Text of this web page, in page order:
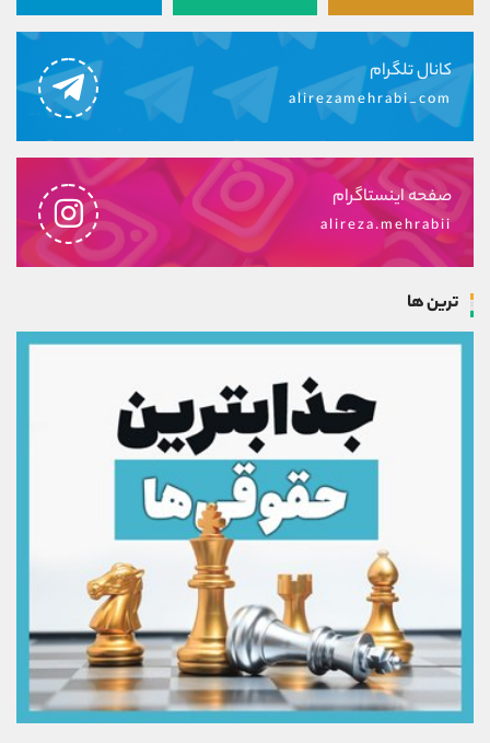
کانال تلگرام
alirezamehrabi_com
صفحه اینستاگرام
alireza.mehrabii
ترین ها